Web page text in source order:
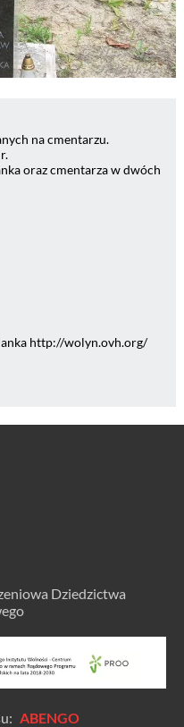
na cmentarzu.
oraz cmentarza w dwóch
http://wolyn.ovh.org/
Dziedzictwa
ABENGO